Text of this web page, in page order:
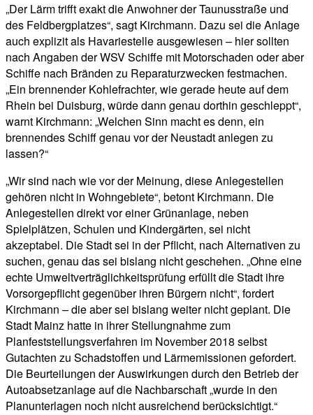
„Der Lärm trifft exakt die Anwohner der Taunusstraße und
des Feldbergplatzes“, sagt Kirchmann. Dazu sei die Anlage
auch explizit als Havariestelle ausgewiesen – hier sollten
nach Angaben der WSV Schiffe mit Motorschaden oder aber
Schiffe nach Bränden zu Reparaturzwecken festmachen.
„Ein brennender Kohlefrachter, wie gerade heute auf dem
Rhein bei Duisburg, würde dann genau dorthin geschleppt“,
warnt Kirchmann: „Welchen Sinn macht es denn, ein
brennendes Schiff genau vor der Neustadt anlegen zu
lassen?“
„Wir sind nach wie vor der Meinung, diese Anlegestellen
gehören nicht in Wohngebiete“, betont Kirchmann. Die
Anlegestellen direkt vor einer Grünanlage, neben
Spielplätzen, Schulen und Kindergärten, sei nicht
akzeptabel. Die Stadt sei in der Pflicht, nach Alternativen zu
suchen, genau das sei bislang nicht geschehen. „Ohne eine
echte Umweltverträglichkeitsprüfung erfüllt die Stadt ihre
Vorsorgepflicht gegenüber ihren Bürgern nicht“, fordert
Kirchmann – die aber sei bislang weiter nicht geplant. Die
Stadt Mainz hatte in ihrer Stellungnahme zum
Planfeststellungsverfahren im November 2018 selbst
Gutachten zu Schadstoffen und Lärmemissionen gefordert.
Die Beurteilungen der Auswirkungen durch den Betrieb der
Autoabsetzanlage auf die Nachbarschaft „wurde in den
Planunterlagen noch nicht ausreichend berücksichtigt.“